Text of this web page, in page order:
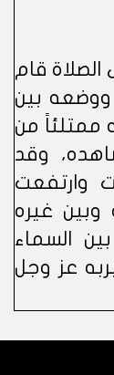
الصلاة قام
ووضعه بين
ممتلئاً من
وقد
وارتفعت
وبين غيره
السماء
عز وجل